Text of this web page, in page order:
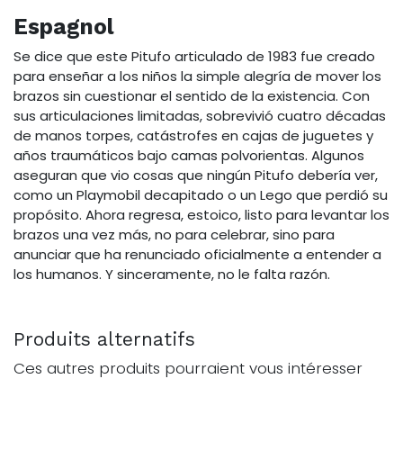
Espagnol
Se dice que este Pitufo articulado de 1983 fue creado
para enseñar a los niños la simple alegría de mover los
brazos sin cuestionar el sentido de la existencia. Con
sus articulaciones limitadas, sobrevivió cuatro décadas
de manos torpes, catástrofes en cajas de juguetes y
años traumáticos bajo camas polvorientas. Algunos
aseguran que vio cosas que ningún Pitufo debería ver,
como un Playmobil decapitado o un Lego que perdió su
propósito. Ahora regresa, estoico, listo para levantar los
brazos una vez más, no para celebrar, sino para
anunciar que ha renunciado oficialmente a entender a
los humanos. Y sinceramente, no le falta razón.
Produits alternatifs
Ces autres produits pourraient vous intéresser